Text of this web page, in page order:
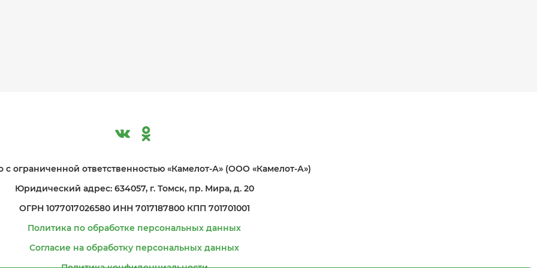
с ограниче­нной ответственностью «Камелот-А» (ООО «Камелот-А»)
Юридический адрес: 634057, г. Томск, пр. Мира, д. 20
ОГРН 1077017026580 ИНН 7017187800 КПП 701701001
Политика по обработке персональных данных
Согласие на обработку персональных данных